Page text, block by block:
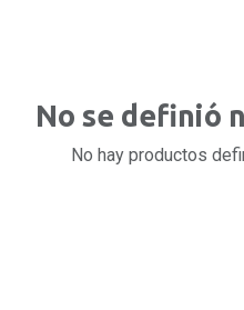
No se definió
No hay productos